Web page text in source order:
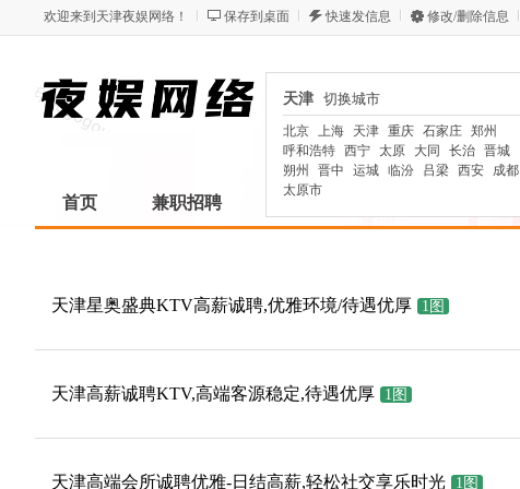
欢迎来到天津夜娱网络！ 保存到桌面 快速发信息 修改/删除信息
天津
切换城市
天津 切换城市
北京 上海 天津 重庆 石家庄 郑州
呼和浩特 西宁 太原 大同 长治 晋城
朔州
晋中 运城 临汾 吕梁 西安
成都
太原市
首页 兼职招聘 模特礼仪
天津星奥盛典KTV高薪诚聘,优雅环境/待遇优厚 1图
天津高薪诚聘KTV,高端客源稳定,待遇优厚 1图
天津高端会所诚聘优雅-日结高薪,轻松社交享乐时光 1图